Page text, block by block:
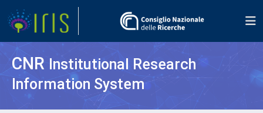
CNR Institutional Research
Information System